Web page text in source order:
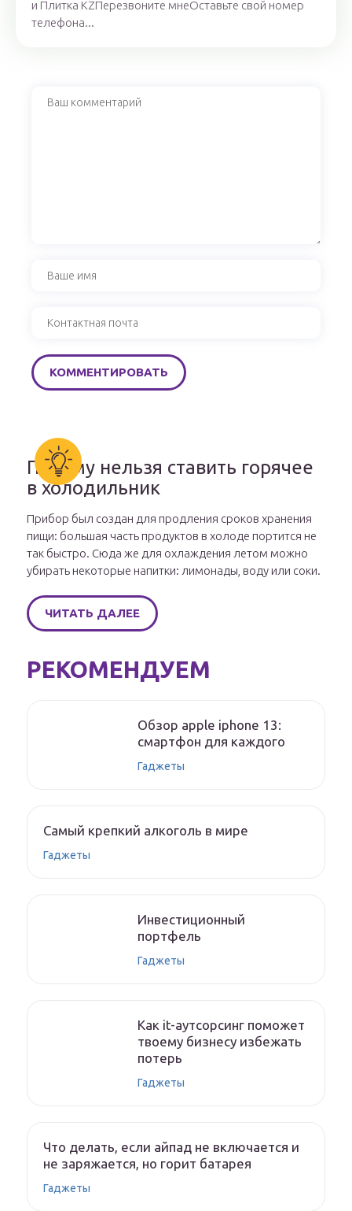
и Плитка KZПерезвоните мнеОставьте свой номер
телефона...
Почему нельзя ставить горячее
в холодильник
Прибор был создан для продления сроков хранения
пищи: большая часть продуктов в холоде портится не
так быстро. Сюда же для охлаждения летом можно
убирать некоторые напитки: лимонады, воду или соки.
ЧИТАТЬ ДАЛЕЕ
РЕКОМЕНДУЕМ
Обзор apple iphone 13:
смартфон для каждого
Гаджеты
Самый крепкий алкоголь в мире
Гаджеты
Инвестиционный
портфель
Гаджеты
Как it-аутсорсинг поможет
твоему бизнесу избежать
потерь
Гаджеты
Что делать, если айпад не включается и
не заряжается, но горит батарея
Гаджеты